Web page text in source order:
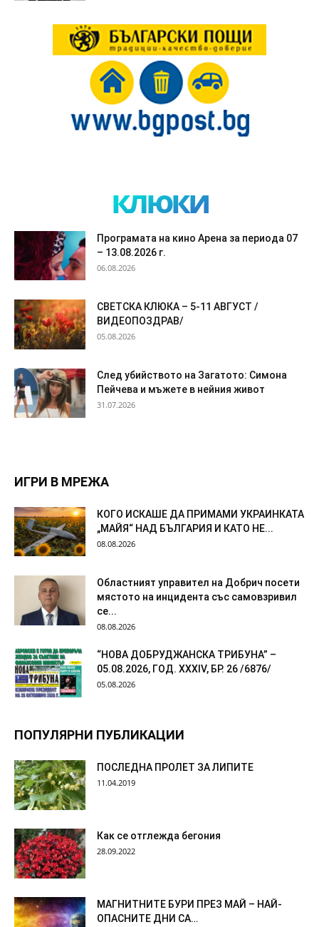
клюки
Програмата на кино Арена за периода 07
– 13.08.2026 г.
06.08.2026
СВЕТСКА КЛЮКА – 5-11 АВГУСТ /
ВИДЕОПОЗДРАВ/
05.08.2026
След убийството на Загатото: Симона
Пейчева и мъжете в нейния живот
31.07.2026
ИГРИ В МРЕЖА
КОГО ИСКАШЕ ДА ПРИМАМИ УКРАИНКАТА
„МАЙЯ“ НАД БЪЛГАРИЯ И КАТО НЕ...
08.08.2026
Областният управител на Добрич посети
мястото на инцидента със самовзривил
се...
08.08.2026
“НОВА ДОБРУДЖАНСКА ТРИБУНА” –
05.08.2026, ГОД. XXХIV, БР. 26 /6876/
05.08.2026
ПОПУЛЯРНИ ПУБЛИКАЦИИ
ПОСЛЕДНА ПРОЛЕТ ЗА ЛИПИТЕ
11.04.2019
Как се отглежда бегония
28.09.2022
МАГНИТНИТЕ БУРИ ПРЕЗ МАЙ – НАЙ-
ОПАСНИТЕ ДНИ СА…